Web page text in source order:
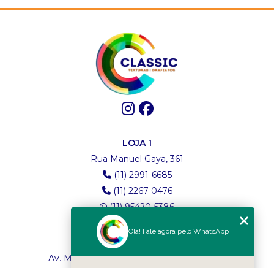
LOJA 1
Rua Manuel Gaya, 361
(11) 2991-6685
(11) 2267-0476
(11) 95420-5386
LOJA 2
Av. Maria Amália Lopes de Azevedo, 4260
Olá! Fale agora pelo WhatsApp